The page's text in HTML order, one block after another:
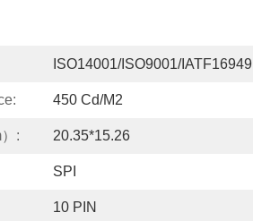
ISO14001/ISO9001/IATF16949
450 Cd/m2
: 20.35*15.26
SPI
10 PIN